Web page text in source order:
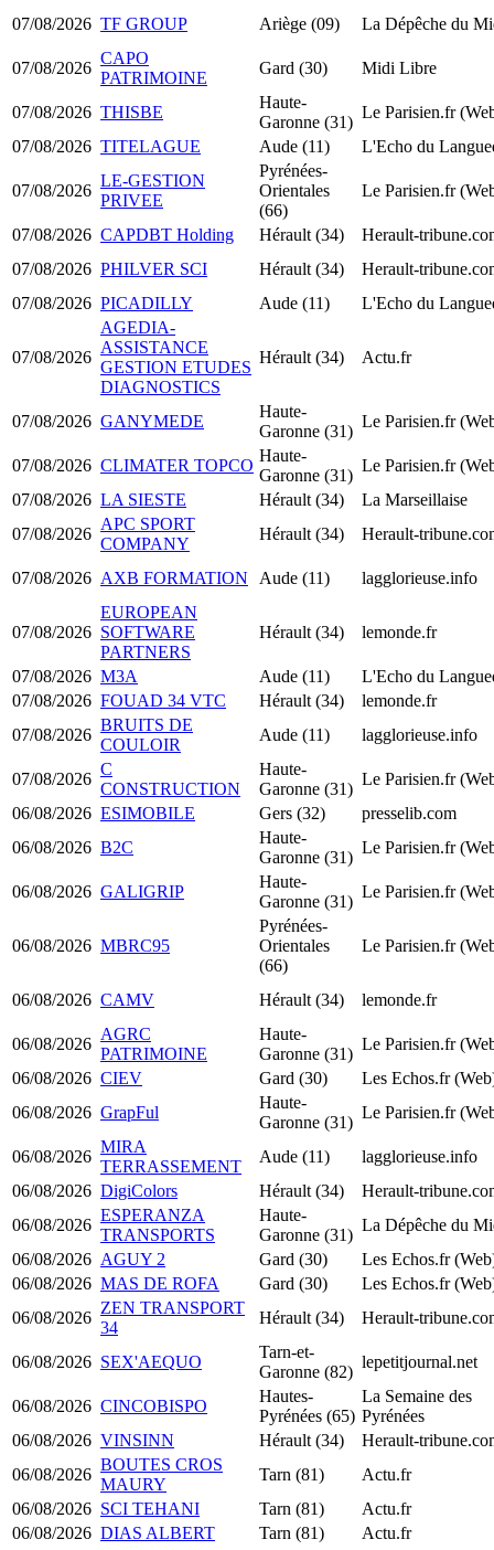
07/08/2026 TF GROUP Ariège (09) La Dépêche du
07/08/2026
CAPO
PATRIMOINE
Gard (30) Midi Libre
07/08/2026 THISBE
Haute-
Garonne (31)
Le Parisien.fr
07/08/2026 TITELAGUE Aude (11) L'Echo du
07/08/2026
LE-GESTION
PRIVEE
Pyrénées-
Orientales
(66)
Le Parisien.fr
07/08/2026 CAPDBT Holding Hérault (34)
Herault-
07/08/2026 PHILVER SCI Hérault (34)
Herault-
07/08/2026 PICADILLY Aude (11) L'Echo du
07/08/2026
AGEDIA-
ASSISTANCE
GESTION ETUDES
DIAGNOSTICS
Hérault (34) Actu.fr
07/08/2026 GANYMEDE
Haute-
Garonne (31)
Le Parisien.fr
07/08/2026 CLIMATER TOPCO
Haute-
Garonne (31)
Le Parisien.fr
07/08/2026 LA SIESTE Hérault (34)
La Marseillaise
07/08/2026
APC SPORT
COMPANY
Hérault (34) Herault-
07/08/2026 AXB FORMATION Aude (11) lagglorieuse.info
07/08/2026
EUROPEAN
SOFTWARE
PARTNERS
Hérault (34) lemonde.fr
07/08/2026 M3A Aude (11)
L'Echo du
07/08/2026 FOUAD 34 VTC Hérault (34)
lemonde.fr
07/08/2026
BRUITS DE
COULOIR
Aude (11) lagglorieuse.info
07/08/2026
C
CONSTRUCTION
Haute-
Garonne (31)
Le Parisien.fr
06/08/2026 ESIMOBILE Gers (32)
presselib.com
06/08/2026 B2C
Haute-
Garonne (31)
Le Parisien.fr
06/08/2026 GALIGRIP
Haute-
Garonne (31)
Le Parisien.fr
06/08/2026 MBRC95
Pyrénées-
Orientales
(66)
Le Parisien.fr
06/08/2026 CAMV Hérault (34) lemonde.fr
06/08/2026
AGRC
PATRIMOINE
Haute-
Garonne (31)
Le Parisien.fr
06/08/2026 CIEV Gard (30)
Les Echos.fr
06/08/2026 GrapFul
Haute-
Garonne (31)
Le Parisien.fr
06/08/2026
MIRA
TERRASSEMENT
Aude (11)
lagglorieuse.info
06/08/2026 DigiColors Hérault (34)
Herault-
06/08/2026
ESPERANZA
TRANSPORTS
Haute-
Garonne (31)
La Dépêche du
06/08/2026 AGUY 2 Gard (30)
Les Echos.fr
06/08/2026 MAS DE ROFA Gard (30)
Les Echos.fr
06/08/2026
ZEN TRANSPORT
34
Hérault (34) Herault-
06/08/2026 SEX'AEQUO
Tarn-et-
Garonne (82)
lepetitjournal.net
06/08/2026 CINCOBISPO
Hautes-
Pyrénées (65)
La Semaine des
Pyrénées
06/08/2026 VINSINN Hérault (34)
Herault-
06/08/2026
BOUTES CROS
MAURY
Tarn (81)
Actu.fr
06/08/2026 SCI TEHANI Tarn (81)
Actu.fr
06/08/2026 DIAS ALBERT Tarn (81)
Actu.fr